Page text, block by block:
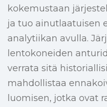
kokemustaan
ja tuo ainutlaatuisen
analytiikan avulla.
lentokoneiden
verrata sitä
mahdollistaa
luomisen, jotka ovat